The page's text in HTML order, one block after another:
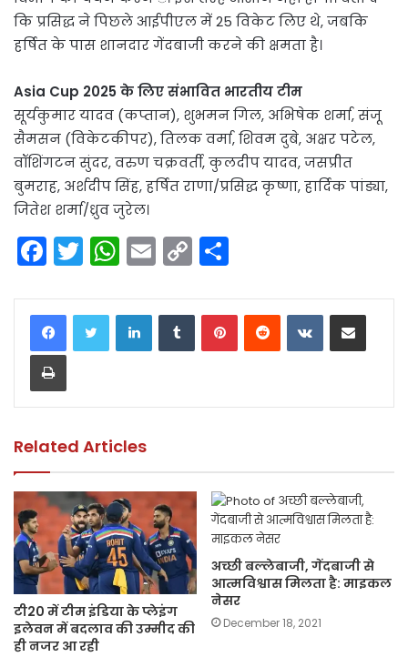
कि प्रसिद्ध ने पिछले आईपीएल में 25 विकेट लिए थे, जबकि
हर्षित के पास शानदार गेंदबाजी करने की क्षमता है।
Asia Cup 2025 के लिए संभावित भारतीय टीम
सूर्यकुमार यादव (कप्तान), शुभमन गिल, अभिषेक शर्मा, संजू
सैमसन (विकेटकीपर), तिलक वर्मा, शिवम दुबे, अक्षर पटेल,
वॉशिंगटन सुंदर, वरुण चक्रवर्ती, कुलदीप यादव, जसप्रीत
बुमराह, अर्शदीप सिंह, हर्षित राणा/प्रसिद्ध कृष्णा, हार्दिक पांड्या,
जितेश शर्मा/ध्रुव जुरेल।
F
a
c
e
b
o
k
T
w
itt
er
W
h
a
ts
p
E
m
ai
C
o
p
n
ar
LinkedInTumblrPinterestReddit VKontakteShare via Email
Print
Related Articles
टी20 में टीम इंडिया के प्लेइंग
इलेवन में बदलाव की उम्मीद की
ही नजर आ रही
अच्छी बल्लेबाजी, गेंदबाजी से
आत्मविश्वास मिलता है: माइकल
नेसर
December 18, 2021